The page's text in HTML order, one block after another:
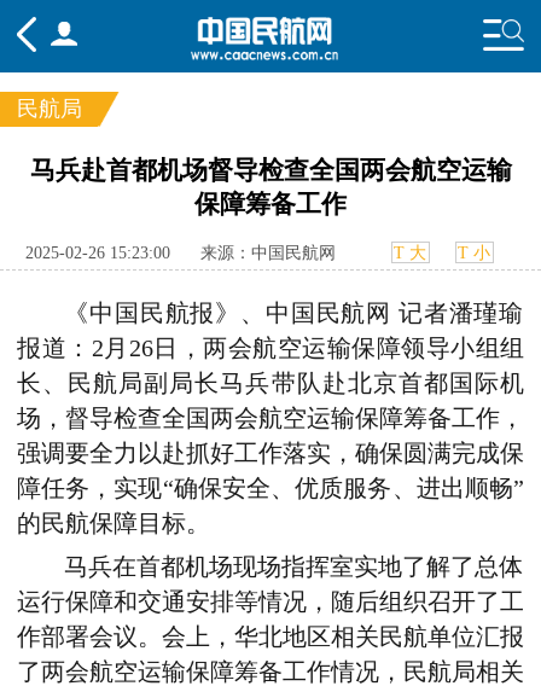
频道
国内
航图 智库 专题 舆情
民航局
马兵赴首都机场督导检查全国两会航空运输
保障筹备工作
2025-02-26 15:23:00 来源：中国民航网 T 大 T 小
《中国民航报》、中国民航网 记者潘瑾瑜
报道：2月26日，两会航空运输保障领导小组组
长、民航局副局长马兵带队赴北京首都国际机
场，督导检查全国两会航空运输保障筹备工作，
强调要全力以赴抓好工作落实，确保圆满完成保
障任务，实现“确保安全、优质服务、进出顺畅”
的民航保障目标。
马兵在首都机场现场指挥室实地了解了总体
运行保障和交通安排等情况，随后组织召开了工
作部署会议。会上，华北地区相关民航单位汇报
了两会航空运输保障筹备工作情况，民航局相关